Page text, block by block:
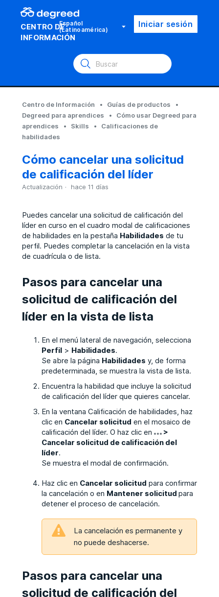
CENTRO DE
INFORMACIÓN
Español
(Latinoamérica) Iniciar sesión
Centro de Información
Guías de productos
Degreed para aprendices
Cómo usar Degreed para
aprendices
Skills
Calificaciones de
habilidades
Cómo cancelar una solicitud
de calificación del líder
Actualización hace 11 días
Puedes cancelar una solicitud de calificación del
líder en curso en el cuadro modal de calificaciones
de habilidades en la pestaña Habilidades de tu
perfil. Puedes completar la cancelación en la vista
de cuadrícula o de lista.
Pasos para cancelar una
solicitud de calificación del
líder en la vista de lista
En el menú lateral de navegación, selecciona
Perfil> Habilidades.
Se abre la página Habilidades y, de forma
predeterminada, se muestra la vista de lista.
Encuentra la habilidad que incluye la solicitud
de calificación del líder que quieres cancelar.
En la ventana Calificación de habilidades, haz
clic en Cancelar solicitud en el mosaico de
calificación del líder. O haz clic en
>
Cancelar solicitud de calificación del
líder.
Se muestra el modal de confirmación.
Haz clic en Cancelar solicitud para confirmar
la cancelación o en Mantener solicitudpara
detener el proceso de cancelación.
La cancelación es permanente y
no puede deshacerse.
Pasos para cancelar una
solicitud de calificación del